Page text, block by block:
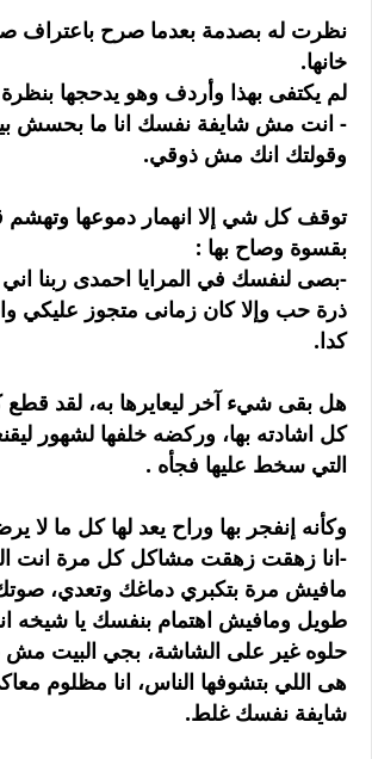
نظرت له بصدمة بعدما صرح باعتراف
خانها.
لم يكتفى بهذا وأردف وهو يدحجها
- انت مش شايفة نفسك انا ما بحسش
وقولتك انك مش ذوقي.
توقف كل شي إلا انهمار دموعها وتهشم
بقسوة وصاح بها :
-بصى لنفسك في المرايا احمدى ربنا
ذرة حب وإلا كان زمانى متجوز عليكي
كدا.
هل بقى شيء آخر ليعايرها به، لقد
كل اشادته بها، وركضه خلفها لشهور
التي سخط عليها فجأه .
وكأنه إنفجر بها وراح يعد لها كل ما لا
-انا زهقت زهقت مشاكل كل مرة انت
مافيش مرة بتكبري دماغك وتعدي،
طويل ومافيش اهتمام بنفسك يا شيخه
حلوه غير على الشاشة، بجي البيت
هى اللي بتشوفها الناس، انا مظلوم
شايفة نفسك غلط.